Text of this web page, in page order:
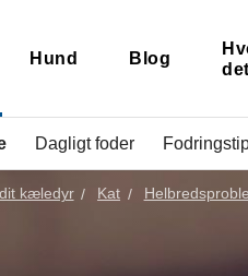
Hund Blog
Dagligt foder
kæledyr Kat